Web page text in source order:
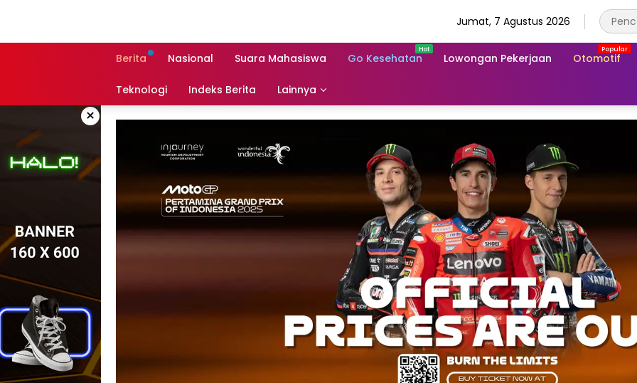
Jumat, 7 Agustus 2026
Berita Nasional Suara Mahasiswa Go Kesehatan Lowongan Pekerjaan Otomotif
Teknologi Indeks Berita Lainnya
×